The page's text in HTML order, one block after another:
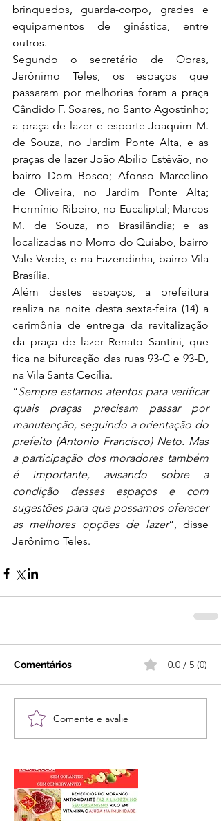
brinquedos, guarda-corpo, grades e
equipamentos de ginástica, entre
outros.
Segundo o secretário de Obras,
Jerônimo Teles, os espaços que
passaram por melhorias foram a praça
Cândido F. Soares, no Santo Agostinho;
a praça de lazer e esporte Joaquim M.
de Souza, no Jardim Ponte Alta, e as
praças de lazer João Abílio Estêvão, no
bairro Dom Bosco; Afonso Marcelino
de Oliveira, no Jardim Ponte Alta;
Hermínio Ribeiro, no Eucaliptal; Marcos
M. de Souza, no Brasilândia; e as
localizadas no Morro do Quiabo, bairro
Vale Verde, e na Fazendinha, bairro Vila
Brasília.
Além destes espaços, a prefeitura
realiza na noite desta sexta-feira (14) a
cerimônia de entrega da revitalização
da praça de lazer Renato Santini, que
fica na bifurcação das ruas 93-C e 93-D,
na Vila Santa Cecília.
“Sempre estamos atentos para verificar
quais praças precisam passar por
manutenção, seguindo a orientação do
prefeito (Antonio Francisco) Neto. Mas
a participação dos moradores também
é importante, avisando sobre a
condição desses espaços e com
sugestões para que possamos oferecer
as melhores opções de lazer”, disse
Jerônimo Teles.
Comentários 0.0 / 5 (0)
Comente e avalie